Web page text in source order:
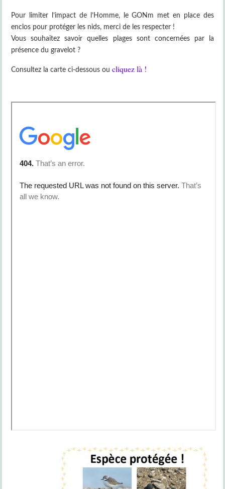
Pour limiter l’impact de l’Homme, le GONm met en place des
enclos pour protéger les nids, merci de les respecter !
Vous souhaitez savoir quelles plages sont concernées par la
présence du gravelot ?
Consultez la carte ci-dessous oucliquez là !